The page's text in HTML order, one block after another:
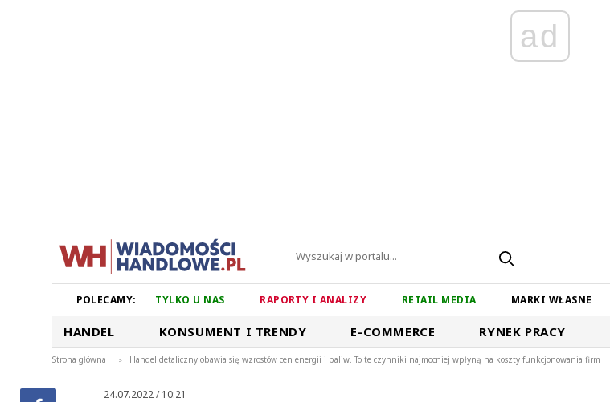
ad
POLECAMY: TYLKO U NAS RAPORTY I ANALIZY RETAIL MEDIA MARKI WŁASNE
HANDEL KONSUMENT I TRENDY E-COMMERCE RYNEK PRACY
Strona główna > Handel detaliczny obawia się wzrostów cen energii i paliw. To te czynniki najmocniej wpłyną na koszty funkcjonowania firm
24.07.2022 / 10:21